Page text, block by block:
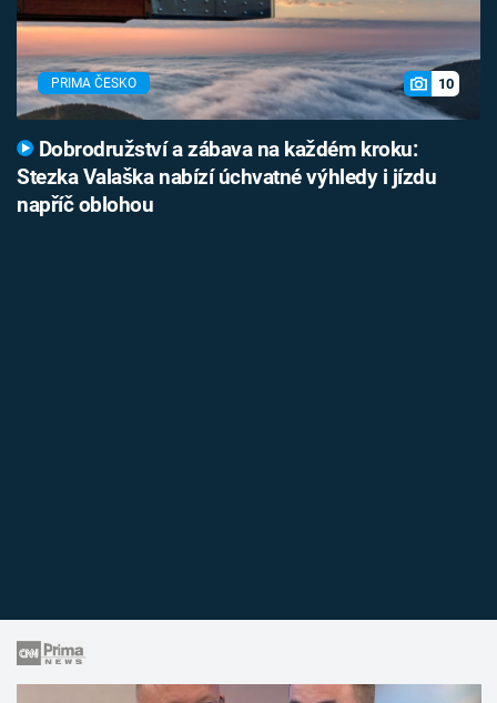
PRIMA ČESKO 10
Dobrodružství a zábava na každém kroku:
Stezka Valaška nabízí úchvatné výhledy i jízdu
napříč oblohou